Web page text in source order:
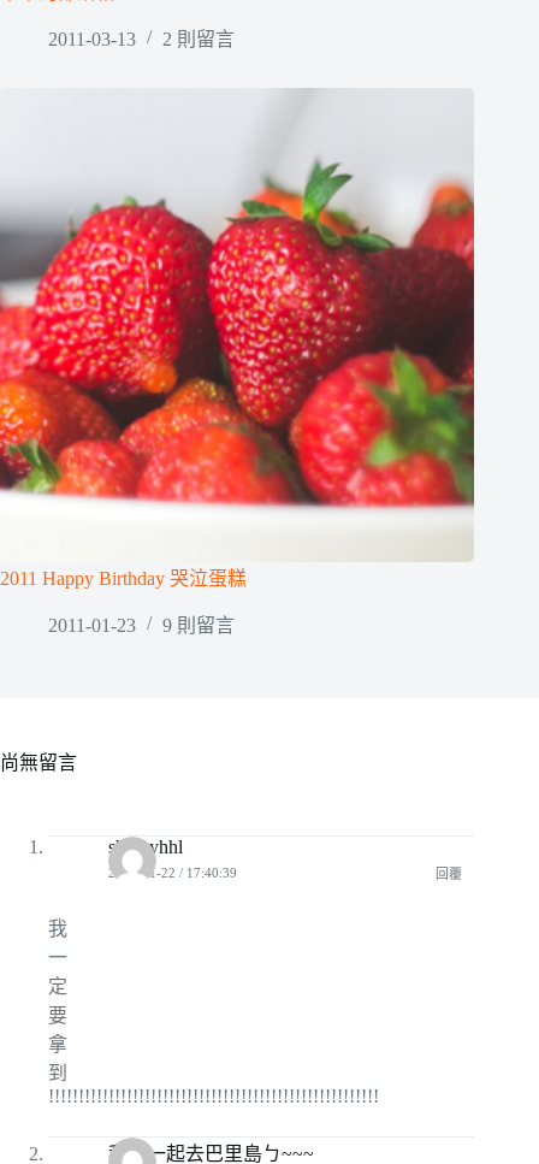
2011-03-13 2 則留言
2011 Happy Birthday 哭泣蛋糕
2011-01-23 9 則留言
尚無留言
shirleyhhl
2008-11-22 / 17:40:39 回覆
我
一
定
要
拿
到
!!!!!!!!!!!!!!!!!!!!!!!!!!!!!!!!!!!!!!!!!!!!!!!!!!!!!!!
我們一起去巴里島ㄅ~~~